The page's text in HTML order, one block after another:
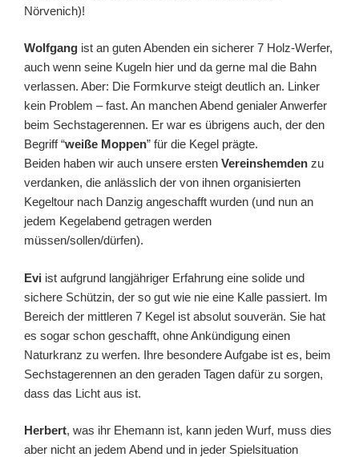
Nörvenich)!
Wolfgang ist an guten Abenden ein sicherer 7 Holz-Werfer,
auch wenn seine Kugeln hier und da gerne mal die Bahn
verlassen. Aber: Die Formkurve steigt deutlich an. Linker
kein Problem – fast. An manchen Abend genialer Anwerfer
beim Sechstagerennen. Er war es übrigens auch, der den
Begriff “weiße Moppen” für die Kegel prägte.
Beiden haben wir auch unsere ersten Vereinshemden zu
verdanken, die anlässlich der von ihnen organisierten
Kegeltour nach Danzig angeschafft wurden (und nun an
jedem Kegelabend getragen werden
müssen/sollen/dürfen).
Evi ist aufgrund langjähriger Erfahrung eine solide und
sichere Schützin, der so gut wie nie eine Kalle passiert. Im
Bereich der mittleren 7 Kegel ist absolut souverän. Sie hat
es sogar schon geschafft, ohne Ankündigung einen
Naturkranz zu werfen. Ihre besondere Aufgabe ist es, beim
Sechstagerennen an den geraden Tagen dafür zu sorgen,
dass das Licht aus ist.
Herbert, was ihr Ehemann ist, kann jeden Wurf, muss dies
aber nicht an jedem Abend und in jeder Spielsituation